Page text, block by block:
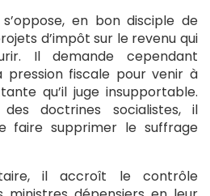
en bon disciple de
d’impôt sur le revenu qui
Il demande cependant
pression fiscale pour venir à
qu’il juge insupportable.
doctrines socialistes, il
faire supprimer le suffrage
il accroît le contrôle